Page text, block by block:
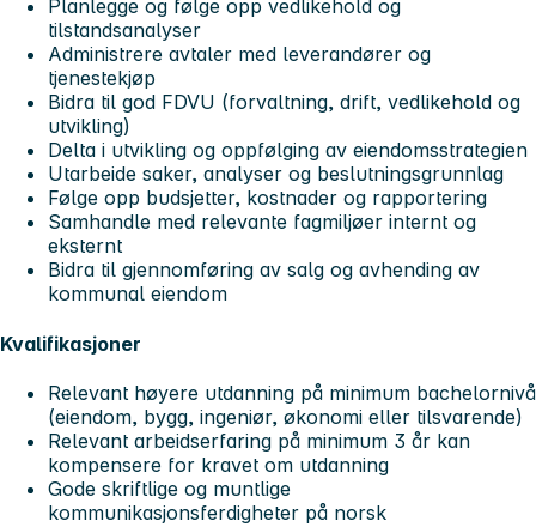
Planlegge og følge opp vedlikehold og
tilstandsanalyser
Administrere avtaler med leverandører og
tjenestekjøp
Bidra til god FDVU (forvaltning, drift, vedlikehold og
utvikling)
Delta i utvikling og oppfølging av eiendomsstrategien
Utarbeide saker, analyser og beslutningsgrunnlag
Følge opp budsjetter, kostnader og rapportering
Samhandle med relevante fagmiljøer internt og
eksternt
Bidra til gjennomføring av salg og avhending av
kommunal eiendom
Kvalifikasjoner
Relevant høyere utdanning på minimum bachelornivå
(eiendom, bygg, ingeniør, økonomi eller tilsvarende)
Relevant arbeidserfaring på minimum 3 år kan
kompensere for kravet om utdanning
Gode skriftlige og muntlige
kommunikasjonsferdigheter på norsk